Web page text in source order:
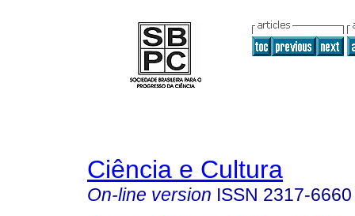
Ciência e Cultura
On-line version ISSN 2317-6660